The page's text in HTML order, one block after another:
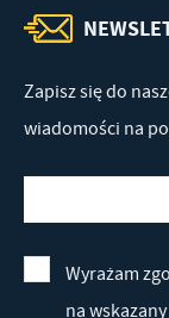
Zapisz się do
wiadomości na
Wyrażam
na